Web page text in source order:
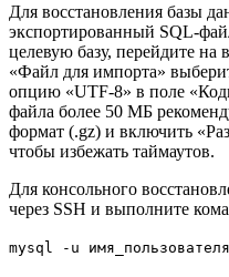
Для восстановления базы
экспортированный SQL-
целевую базу, перейдите на
«Файл для импорта»
опцию «UTF-8» в поле
файла более 50 МБ
формат (.gz) и включить
чтобы избежать таймаутов.
Для консольного
через SSH и выполните
mysql -u